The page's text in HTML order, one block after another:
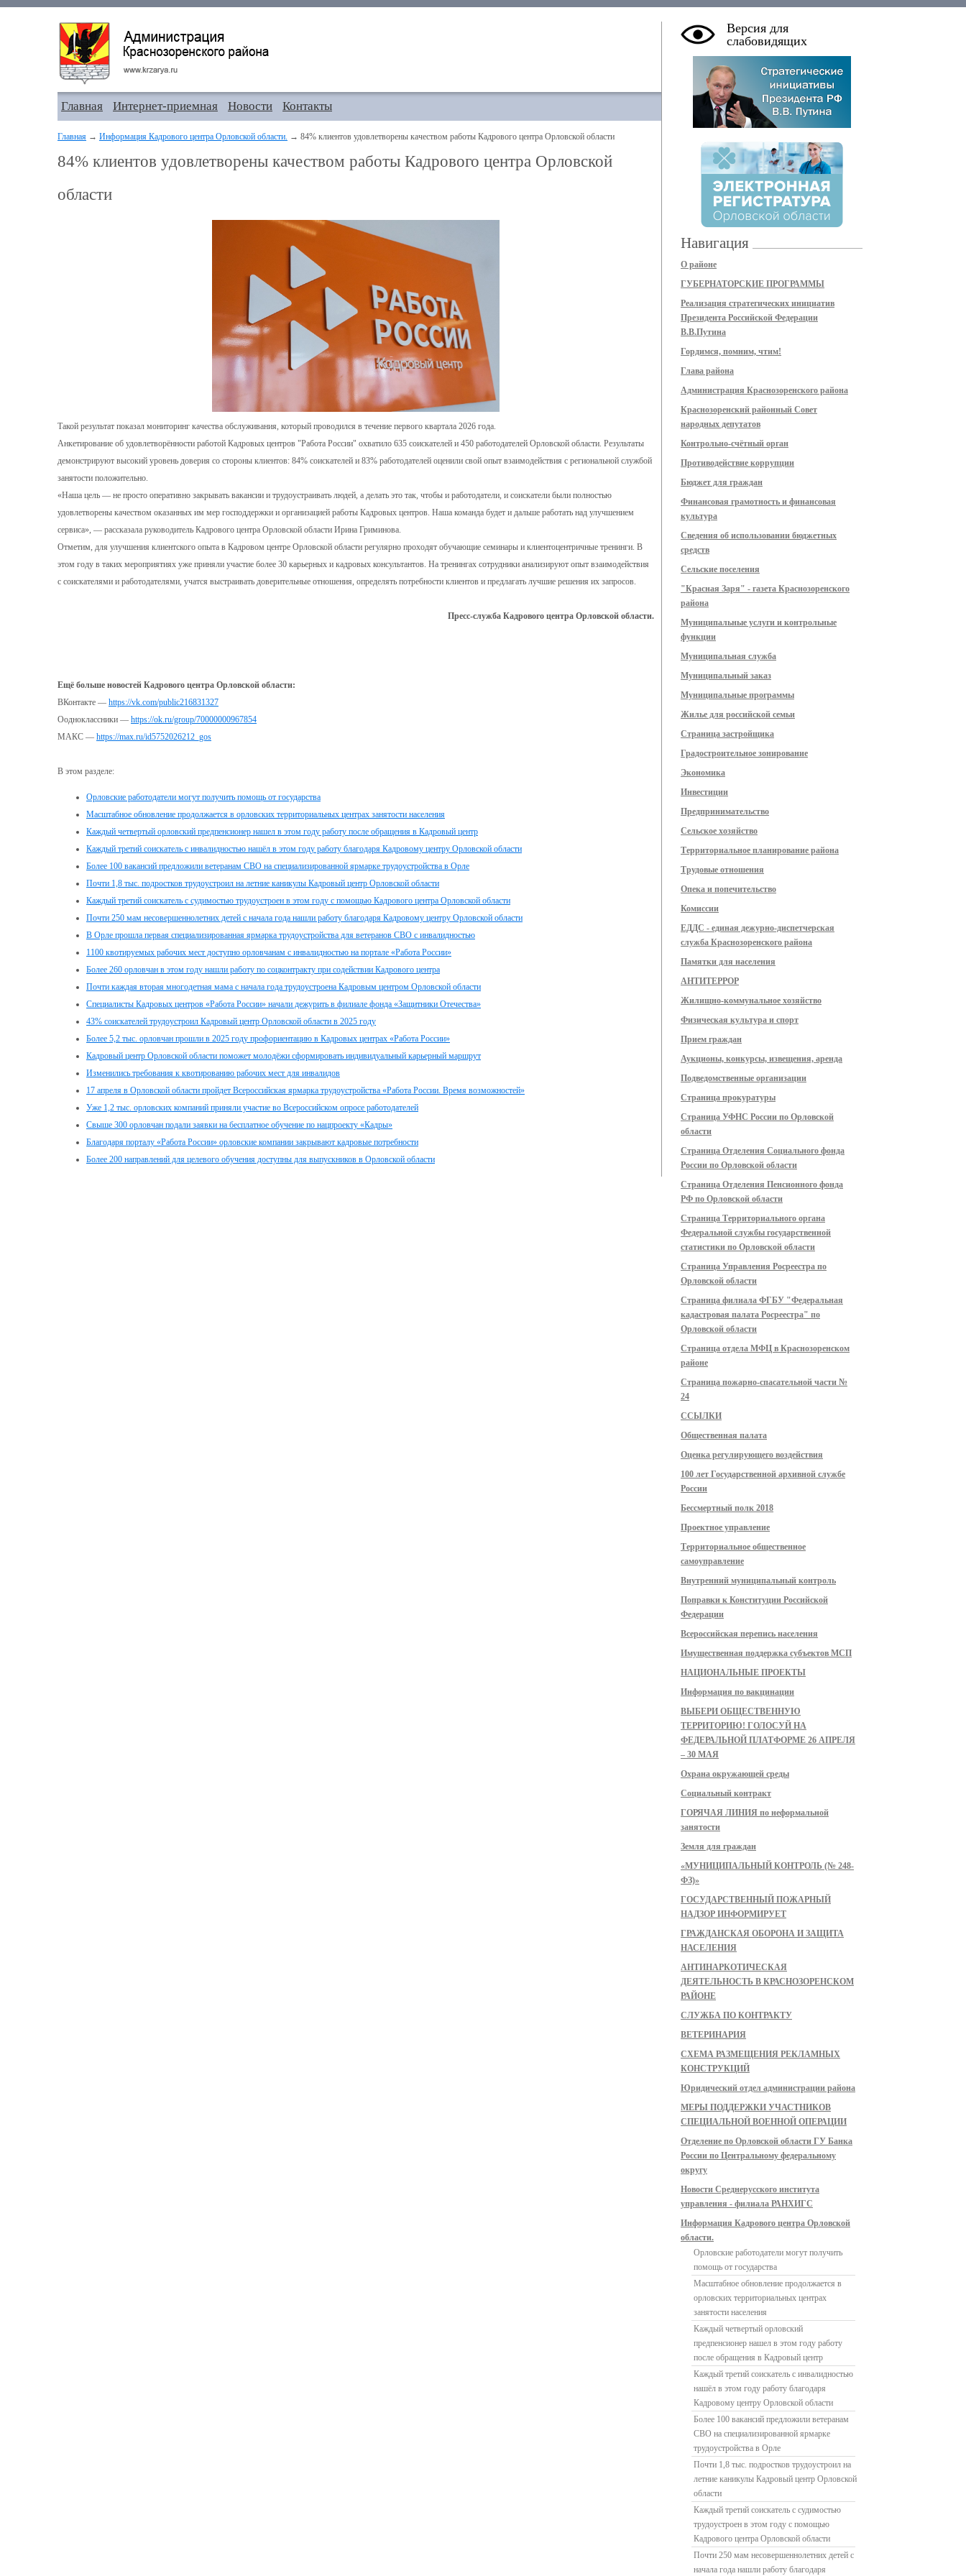
Главная Интернет-приемная Новости Контакты
Главная → Информация Кадрового центра Орловской области. → 84% клиентов удовлетворены качеством работы Кадрового центра Орловской области
84% клиентов удовлетворены качеством работы Кадрового центра Орловской
области
Такой результат показал мониторинг качества обслуживания, который проводился в течение первого квартала 2026 года.
Анкетирование об удовлетворённости работой Кадровых центров "Работа России" охватило 635 соискателей и 450 работодателей Орловской области. Результаты
демонстрируют высокий уровень доверия со стороны клиентов: 84% соискателей и 83% работодателей оценили свой опыт взаимодействия с региональной службой
занятости положительно.
«Наша цель — не просто оперативно закрывать вакансии и трудоустраивать людей, а делать это так, чтобы и работодатели, и соискатели были полностью
удовлетворены качеством оказанных им мер господдержки и организацией работы Кадровых центров. Наша команда будет и дальше работать над улучшением
сервиса», — рассказала руководитель Кадрового центра Орловской области Ирина Гриминова.
Отметим, для улучшения клиентского опыта в Кадровом центре Орловской области регулярно проходят обучающие семинары и клиентоцентричные тренинги. В
этом году в таких мероприятиях уже приняли участие более 30 карьерных и кадровых консультантов. На тренингах сотрудники анализируют опыт взаимодействия
с соискателями и работодателями, учатся выстраивать доверительные отношения, определять потребности клиентов и предлагать лучшие решения их запросов.
Пресс-служба Кадрового центра Орловской области.
Ещё больше новостей Кадрового центра Орловской области:
ВКонтакте — https://vk.com/public216831327
Оодноклассники — https://ok.ru/group/70000000967854
МАКС — https://max.ru/id5752026212_gos
В этом разделе:
Орловские работодатели могут получить помощь от государства
Масштабное обновление продолжается в орловских территориальных центрах занятости населения
Каждый четвертый орловский предпенсионер нашел в этом году работу после обращения в Кадровый центр
Каждый третий соискатель с инвалидностью нашёл в этом году работу благодаря Кадровому центру Орловской области
Более 100 вакансий предложили ветеранам СВО на специализированной ярмарке трудоустройства в Орле
Почти 1,8 тыс. подростков трудоустроил на летние каникулы Кадровый центр Орловской области
Каждый третий соискатель с судимостью трудоустроен в этом году с помощью Кадрового центра Орловской области
Почти 250 мам несовершеннолетних детей с начала года нашли работу благодаря Кадровому центру Орловской области
В Орле прошла первая специализированная ярмарка трудоустройства для ветеранов СВО с инвалидностью
1100 квотируемых рабочих мест доступно орловчанам с инвалидностью на портале «Работа России»
Более 260 орловчан в этом году нашли работу по соцконтракту при содействии Кадрового центра
Почти каждая вторая многодетная мама с начала года трудоустроена Кадровым центром Орловской области
Специалисты Кадровых центров «Работа России» начали дежурить в филиале фонда «Защитники Отечества»
43% соискателей трудоустроил Кадровый центр Орловской области в 2025 году
Более 5,2 тыс. орловчан прошли в 2025 году профориентацию в Кадровых центрах «Работа России»
Кадровый центр Орловской области поможет молодёжи сформировать индивидуальный карьерный маршрут
Изменились требования к квотированию рабочих мест для инвалидов
17 апреля в Орловской области пройдет Всероссийская ярмарка трудоустройства «Работа России. Время возможностей»
Уже 1,2 тыс. орловских компаний приняли участие во Всероссийском опросе работодателей
Свыше 300 орловчан подали заявки на бесплатное обучение по нацпроекту «Кадры»
Благодаря порталу «Работа России» орловские компании закрывают кадровые потребности
Более 200 направлений для целевого обучения доступны для выпускников в Орловской области
Версия для
слабовидящих
Навигация
О районе
ГУБЕРНАТОРСКИЕ ПРОГРАММЫ
Реализация стратегических инициатив
Президента Российской Федерации
В.В.Путина
Гордимся, помним, чтим!
Глава района
Администрация Краснозоренского района
Краснозоренский районный Совет
народных депутатов
Контрольно-счётный орган
Противодействие коррупции
Бюджет для граждан
Финансовая грамотность и финансовая
культура
Сведения об использовании бюджетных
средств
Сельские поселения
"Красная Заря" - газета Краснозоренского
района
Муниципальные услуги и контрольные
функции
Муниципальная служба
Муниципальный заказ
Муниципальные программы
Жилье для российской семьи
Страница застройщика
Градостроительное зонирование
Экономика
Инвестиции
Предпринимательство
Сельское хозяйство
Территориальное планирование района
Трудовые отношения
Опека и попечительство
Комиссии
ЕДДС - единая дежурно-диспетчерская
служба Краснозоренского района
Памятки для населения
АНТИТЕРРОР
Жилищно-коммунальное хозяйство
Физическая культура и спорт
Прием граждан
Аукционы, конкурсы, извещения, аренда
Подведомственные организации
Страница прокуратуры
Страница УФНС России по Орловской
области
Страница Отделения Социального фонда
России по Орловской области
Страница Отделения Пенсионного фонда
РФ по Орловской области
Страница Территориального органа
Федеральной службы государственной
статистики по Орловской области
Страница Управления Росреестра по
Орловской области
Страница филиала ФГБУ "Федеральная
кадастровая палата Росреестра" по
Орловской области
Страница отдела МФЦ в Краснозоренском
районе
Страница пожарно-спасательной части №
24
ССЫЛКИ
Общественная палата
Оценка регулирующего воздействия
100 лет Государственной архивной службе
России
Бессмертный полк 2018
Проектное управление
Территориальное общественное
самоуправление
Внутренний муниципальный контроль
Поправки к Конституции Российской
Федерации
Всероссийская перепись населения
Имущественная поддержка субъектов МСП
НАЦИОНАЛЬНЫЕ ПРОЕКТЫ
Информация по вакцинации
ВЫБЕРИ ОБЩЕСТВЕННУЮ
ТЕРРИТОРИЮ! ГОЛОСУЙ НА
ФЕДЕРАЛЬНОЙ ПЛАТФОРМЕ 26 АПРЕЛЯ
– 30 МАЯ
Охрана окружающей среды
Социальный контракт
ГОРЯЧАЯ ЛИНИЯ по неформальной
занятости
Земля для граждан
«МУНИЦИПАЛЬНЫЙ КОНТРОЛЬ (№ 248-
ФЗ)»
ГОСУДАРСТВЕННЫЙ ПОЖАРНЫЙ
НАДЗОР ИНФОРМИРУЕТ
ГРАЖДАНСКАЯ ОБОРОНА И ЗАЩИТА
НАСЕЛЕНИЯ
АНТИНАРКОТИЧЕСКАЯ
ДЕЯТЕЛЬНОСТЬ В КРАСНОЗОРЕНСКОМ
РАЙОНЕ
СЛУЖБА ПО КОНТРАКТУ
ВЕТЕРИНАРИЯ
СХЕМА РАЗМЕЩЕНИЯ РЕКЛАМНЫХ
КОНСТРУКЦИЙ
Юридический отдел администрации района
МЕРЫ ПОДДЕРЖКИ УЧАСТНИКОВ
СПЕЦИАЛЬНОЙ ВОЕННОЙ ОПЕРАЦИИ
Отделение по Орловской области ГУ Банка
России по Центральному федеральному
округу
Новости Среднерусского института
управления - филиала РАНХИГС
Информация Кадрового центра Орловской
области.
Орловские работодатели могут получить
помощь от государства
Масштабное обновление продолжается в
орловских территориальных центрах
занятости населения
Каждый четвертый орловский
предпенсионер нашел в этом году работу
после обращения в Кадровый центр
Каждый третий соискатель с инвалидностью
нашёл в этом году работу благодаря
Кадровому центру Орловской области
Более 100 вакансий предложили ветеранам
СВО на специализированной ярмарке
трудоустройства в Орле
Почти 1,8 тыс. подростков трудоустроил на
летние каникулы Кадровый центр Орловской
области
Каждый третий соискатель с судимостью
трудоустроен в этом году с помощью
Кадрового центра Орловской области
Почти 250 мам несовершеннолетних детей с
начала года нашли работу благодаря